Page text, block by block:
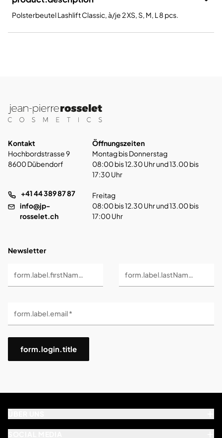
Polsterbeutel Lashlift Classic, à/je 2 XS, S, M, L 8 pcs.
Kontakt
Hochbordstrasse 9
8600 Dübendorf
+41 44 389 87 87
info@jp-
rosselet.ch
Öffnungszeiten
Montag bis Donnerstag
08:00 bis 12.30 Uhr und 13.00 bis
17:30 Uhr
Freitag
08:00 bis 12.30 Uhr und 13.00 bis
17:00 Uhr
Newsletter
form.label.firstName * form.label.lastName *
form.label.email *
form.login.title